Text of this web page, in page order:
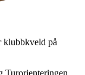
klubbkveld på
Turorienteringen